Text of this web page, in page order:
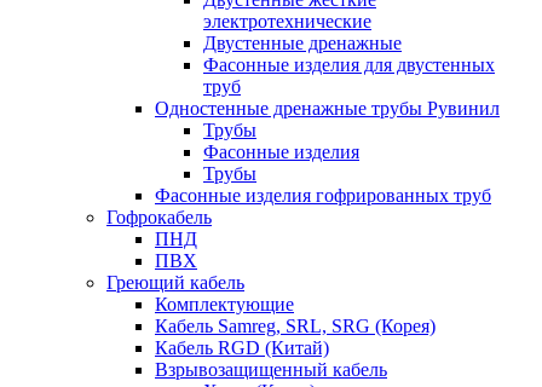
электротехнические
Двустенные дренажные
Фасонные изделия для двустенных
труб
Одностенные дренажные трубы Рувинил
Трубы
Фасонные изделия
Трубы
Фасонные изделия гофрированных труб
Гофрокабель
ПНД
ПВХ
Греющий кабель
Комплектующие
Кабель Samreg, SRL, SRG (Корея)
Кабель RGD (Китай)
Взрывозащищенный кабель